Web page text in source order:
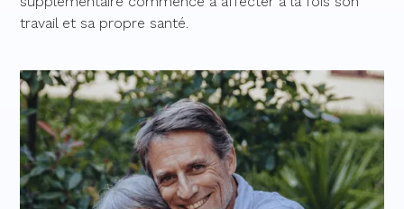
travail et sa propre santé.